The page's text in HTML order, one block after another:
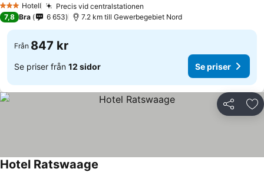
3 StjärnorHotell Precis vid centralstationen
7,8 Bra 6 653 7.2 km till Gewerbegebiet Nord
Från 847 kr
Se priser från 12 sidor Se priser
Dela
Hotel Ratswaage